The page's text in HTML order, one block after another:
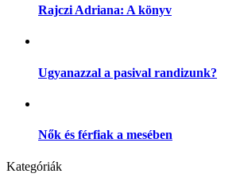
Rajczi Adriana: A könyv
Ugyanazzal a pasival randizunk?
Nők és férfiak a mesében
Kategóriák